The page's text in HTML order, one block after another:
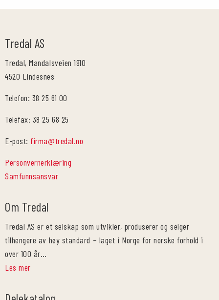
Tredal AS
Tredal, Mandalsveien 1910
4520 Lindesnes
Telefon: 38 25 61 00
Telefax: 38 25 68 25
E-post:firma@tredal.no
Personvernerklæring
Samfunnsansvar
Om Tredal
Tredal AS er et selskap som utvikler, produserer og selger
tilhengere av høy standard – laget i Norge for norske forhold i
over 100 år…
Les mer